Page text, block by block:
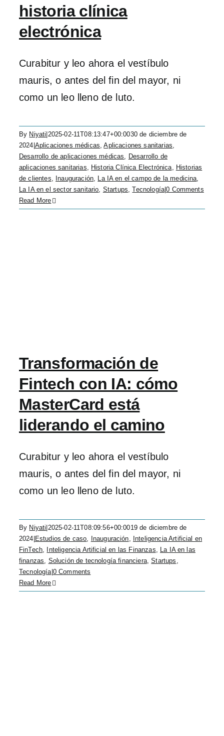
historia clínica
electrónica
Curabitur y leo ahora el vestíbulo
mauris, o antes del fin del mayor, ni
como un leo lleno de luto.
By Niyati 2025-02-11T08:13:47+00:0030 de diciembre de
2024 Aplicaciones médicas,Aplicaciones sanitarias,
Desarrollo de aplicaciones médicas, Desarrollo de
aplicaciones sanitarias, Historia Clínica Electrónica, Historias
de clientes, Inauguración, La IA en el campo de la medicina,
La IA en el sector sanitario, Startups,Tecnología|0 Comments
Read More
Transformación de
Fintech con IA: cómo
MasterCard está
liderando el camino
Curabitur y leo ahora el vestíbulo
mauris, o antes del fin del mayor, ni
como un leo lleno de luto.
By Niyati 2025-02-11T08:09:56+00:0019 de diciembre de
2024 Estudios de caso, Inauguración, Inteligencia Artificial en
FinTech, Inteligencia Artificial en las Finanzas, La IA en las
finanzas, Solución de tecnología financiera,Startups ,
Tecnología| 0 Comments
Read More